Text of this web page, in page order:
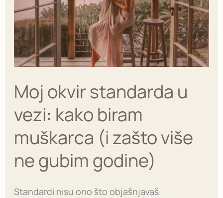
Moj okvir standarda u
vezi: kako biram
muškarca (i zašto više
ne gubim godine)
Standardi nisu ono što objašnjavaš.
vezi:
kako
biram
muškarca
(i
više
gubim
godine)